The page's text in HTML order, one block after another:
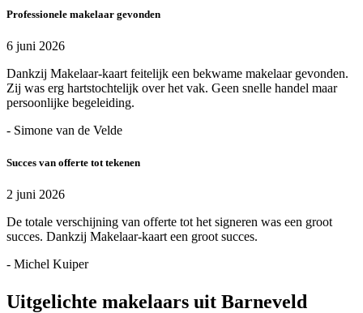
Professionele makelaar gevonden
6 juni 2026
Dankzij Makelaar-kaart feitelijk een bekwame makelaar gevonden.
Zij was erg hartstochtelijk over het vak. Geen snelle handel maar
persoonlijke begeleiding.
- Simone van de Velde
Succes van offerte tot tekenen
2 juni 2026
De totale verschijning van offerte tot het signeren was een groot
succes. Dankzij Makelaar-kaart een groot succes.
- Michel Kuiper
Uitgelichte makelaars uit Barneveld